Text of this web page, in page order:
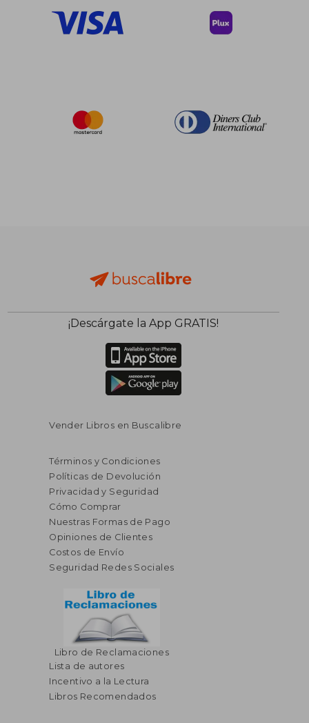
45% $ 82.50
$ 45.38
45%
dcto.
45%
dcto.
$ 132.31
$ 72.77
¡Descárgate la App GRATIS!
Vender Libros en Buscalibre
Términos y Condiciones
Políticas de Devolución
Privacidad y Seguridad
Cómo Comprar
Nuestras Formas de Pago
Opiniones de Clientes
Costos de Envío
Seguridad Redes Sociales
Libro de Reclamaciones
Lista de autores
Incentivo a la Lectura
Libros Recomendados